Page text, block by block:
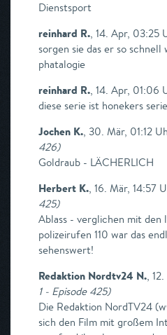
Dienstsport
reinhard R., 14. Apr, 03:25
sorgen sie das er so schnell
phatalogie
reinhard R., 14. Apr, 01:06
diese serie ist honekers serie
Jochen K., 30. Mär, 01:12
426)
Goldraub - LÄCHERLICH
Herbert K., 16. Mär, 14:57
425)
Ablass - verglichen mit
polizeirufen 110 war das
sehenswert!
Redaktion Nordtv24 N.,
1 - Episode 425)
Die Redaktion NordTV24
sich den Film mit großem